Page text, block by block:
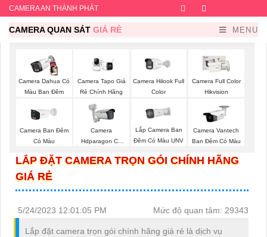
CAMERA AN THÀNH PHÁT Facebook
CAMERA QUAN SÁT GIÁ RẺ MENU
Camera Dahua Có
Màu Ban Đêm
Camera Tapo Giá
Rẻ Chính Hãng
Camera Hilook Full
Color
Camera Full Color
Hikvision
Camera Ban Đêm
Có Màu
Camera
Hdparagon Có
Lắp Camera Ban
Đêm Có Màu UNV
Camera Vantech
Ban Đêm Có Màu
LẮP ĐẶT CAMERA TRỌN GÓI CHÍNH HÃNG
GIÁ RẺ
5/24/2023 12:01:05 PM Mức độ quan tâm: 29343
Lắp đặt camera trọn gói chính hãng giá rẻ là dịch vụ